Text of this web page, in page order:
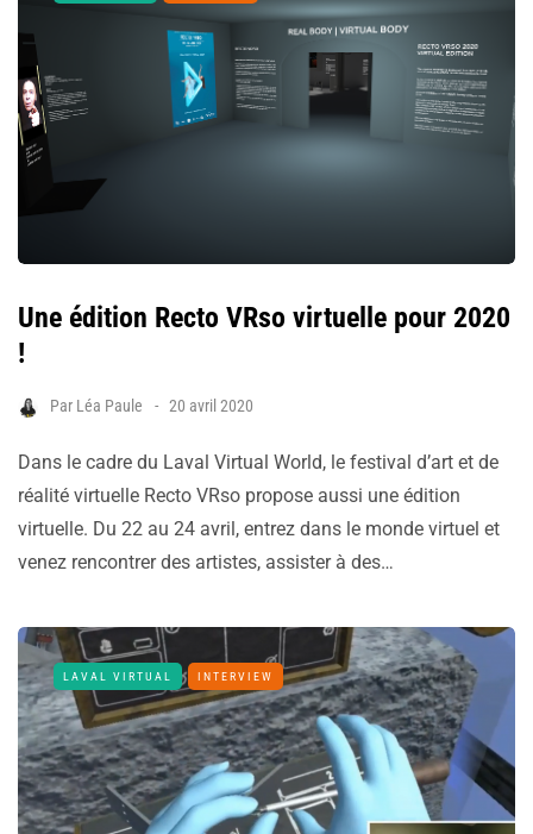
Une édition Recto VRso virtuelle pour 2020
!
Par Léa Paule 20 avril 2020
Dans le cadre du Laval Virtual World, le festival d’art et de
réalité virtuelle Recto VRso propose aussi une édition
virtuelle. Du 22 au 24 avril, entrez dans le monde virtuel et
venez rencontrer des artistes, assister à des…
LAVAL VIRTUAL INTERVIEW